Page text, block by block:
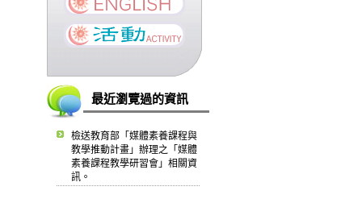
最近瀏覽過的資訊
檢送教育部「媒體素養課程與
教學推動計畫」辦理之「媒體
素養課程教學研習會」相關資
訊。